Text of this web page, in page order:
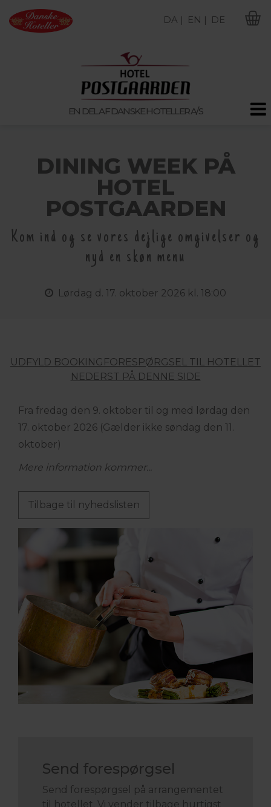
EN DEL AF DANSKE HOTELLER A/S
DA | EN | DE
DINING WEEK PÅ
HOTEL
POSTGAARDEN
Kom ind og se vores dejlige omgivelser og
nyd en skøn menu
Lørdag d. 17. oktober 2026 kl. 18:00
UDFYLD BOOKINGFORESPØRGSEL TIL HOTELLET
NEDERST PÅ DENNE SIDE
Fra fredag den 9. oktober til og med lørdag den
17. oktober 2026 (Gælder ikke søndag den 11.
oktober)
Mere information kommer...
Tilbage til nyhedslisten
Send forespørgsel
Send forespørgsel på arrangementet
til hotellet. Vi vender tilbage hurtigst